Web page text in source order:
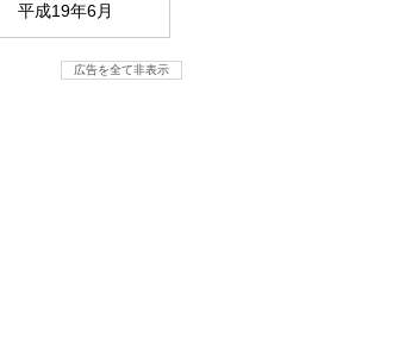
平成19年6月
広告を全て非表示